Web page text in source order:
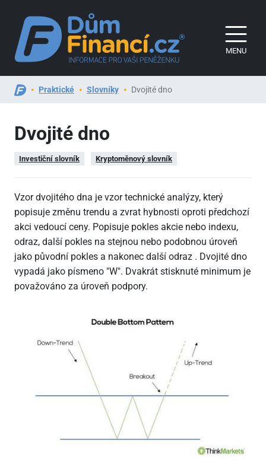
MENU
Praktické Slovníky Dvojité dno
Dvojité dno
Investiční slovník Kryptoměnový slovník
Vzor dvojitého dna je vzor technické analýzy, který
popisuje změnu trendu a zvrat hybnosti oproti předchozí
akci vedoucí ceny. Popisuje pokles akcie nebo indexu,
odraz, další pokles na stejnou nebo podobnou úroveň
jako původní pokles a nakonec další odraz . Dvojité dno
vypadá jako písmeno "W". Dvakrát stisknuté minimum je
považováno za úroveň podpory.